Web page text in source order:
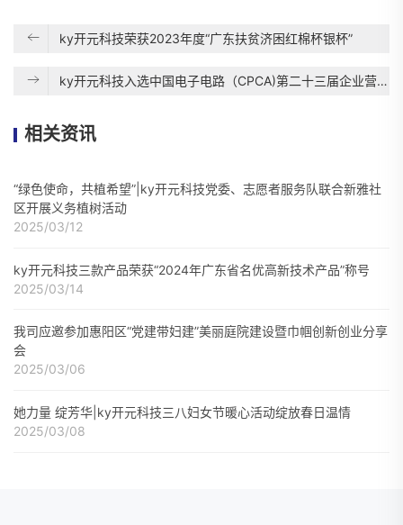
ky开元科技荣获2023年度“广东扶贫济困红棉杯银杯”
ky开元科技入选中国电子电路（CPCA)第二十三届企业营收百强排行榜
相关资讯
“绿色使命，共植希望”|ky开元科技党委、志愿者服务队联合新雅社
区开展义务植树活动
2025/03/12
ky开元科技三款产品荣获“2024年广东省名优高新技术产品”称号
2025/03/14
我司应邀参加惠阳区“党建带妇建”美丽庭院建设暨巾帼创新创业分享
会
2025/03/06
她力量 绽芳华|ky开元科技三八妇女节暖心活动绽放春日温情
2025/03/08